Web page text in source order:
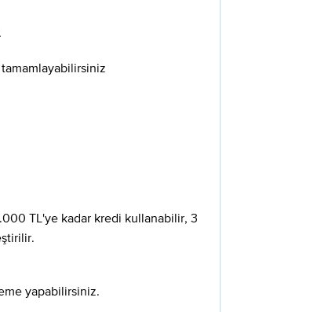
TL'ye kadar kredi kullanabilir, 3
yapabilirsiniz.